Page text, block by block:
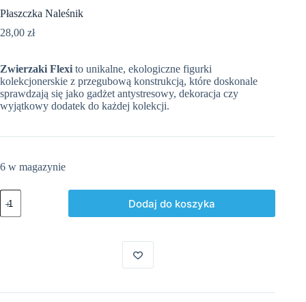
Płaszczka Naleśnik
28,00 zł
Zwierzaki Flexi to unikalne, ekologiczne figurki
kolekcjonerskie z przegubową konstrukcją, które doskonale
sprawdzają się jako gadżet antystresowy, dekoracja czy
wyjątkowy dodatek do każdej kolekcji.
6 w magazynie
ilość
Płaszczka
Naleśnik
Dodaj do koszyka